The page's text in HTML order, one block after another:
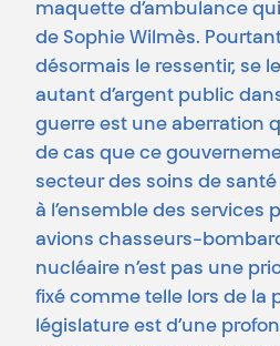
maquette d’ambulance
de Sophie Wilmès.
désormais le ressentir, se
autant d’argent public
guerre est une aberration
de cas que ce
secteur des soins de
à l’ensemble des services
avions chasseurs-
nucléaire n’est pas une
fixé comme telle lors de la
législature est d’une